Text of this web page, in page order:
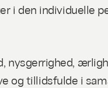
i den individuelle
og tillidsfulde i